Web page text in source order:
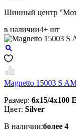
Шинный центр
в наличии4+ шт
Magnetto 15003 S
Размер: 6x15/4x100
Цвет: Silver
В наличии:более 4